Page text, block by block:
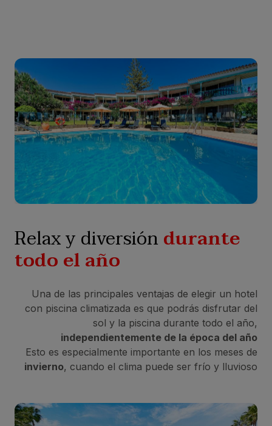
Relax y diversióndurante
todo el año
Una de las principales ventajas de elegir un hotel
con piscina climatizada es que podrás disfrutar del
sol y la piscina durante todo el año,
independientemente de la época del año
Esto es especialmente importante en los meses de
invierno, cuando el clima puede ser frío y lluvioso